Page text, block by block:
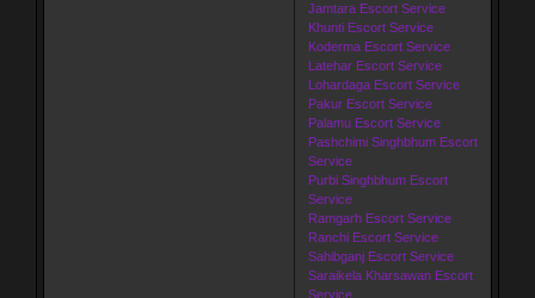
Jamtara Escort Service
Khunti Escort Service
Koderma Escort Service
Latehar Escort Service
Lohardaga Escort Service
Pakur Escort Service
Palamu Escort Service
Pashchimi Singhbhum Escort
Service
Purbi Singhbhum Escort
Service
Ramgarh Escort Service
Ranchi Escort Service
Sahibganj Escort Service
Saraikela Kharsawan Escort
Service